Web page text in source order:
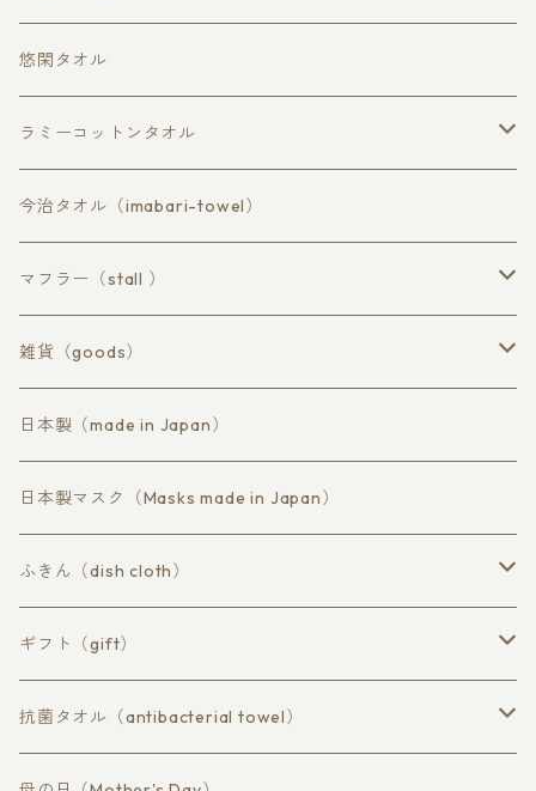
大判バスタオル
バスタオル
フェイスタオル
ハンドタオル
悠閑タオル
ラミーコットンタオル
バスタオル
ロングフェイスタオル
今治タオル（imabari-towel）
マフラー（stall ）
ウールコアコットン
ラミーコットン
雑貨（goods）
マスク
コットン不織布
日本製（made in Japan）
日本製マスク（Masks made in Japan）
ふきん（dish cloth）
抗菌 柿渋persimmon tannin
蚊帳（かや）素材
ギフト（gift）
草木染め
マスク、布巾、ハンドタオル
抗菌タオル（antibacterial towel）